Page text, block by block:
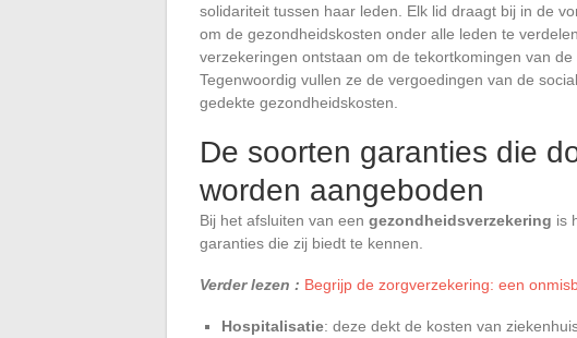
solidariteit tussen haar leden. Elk lid draagt bij in de
om de gezondheidskosten onder alle leden te
verzekeringen ontstaan om de tekortkomingen van
Tegenwoordig vullen ze de vergoedingen van de
gedekte gezondheidskosten.
De soorten garanties die
worden aangeboden
Bij het afsluiten van een gezondheidsverzekering is
garanties die zij biedt te kennen.
Verder lezen : Begrijp de zorgverzekering: een
Hospitalisatie: deze dekt de kosten van